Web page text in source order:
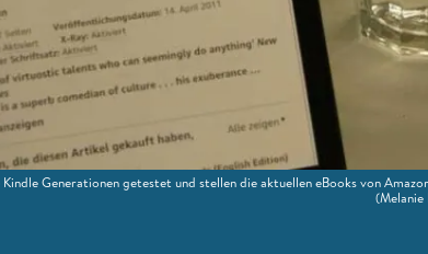
Generationen getestet und stellen die aktuellen eBooks von